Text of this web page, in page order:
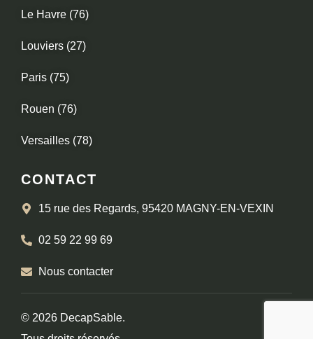
Le Havre (76)
Louviers (27)
Paris (75)
Rouen (76)
Versailles (78)
CONTACT
15 rue des Regards, 95420 MAGNY-EN-VEXIN
02 59 22 99 69
Nous contacter
© 2026 DecapSable.